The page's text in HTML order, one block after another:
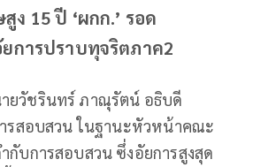
ง 15 ปี ‘ผกก.’ รอด
ยการปราบทุจริตภาค2
ยวัชรินทร์ ภาณุรัตน์ อธิบดี
รสอบสวน ในฐานะหัวหน้าคณะ
กับการสอบสวน ซึ่งอัยการสูงสุด